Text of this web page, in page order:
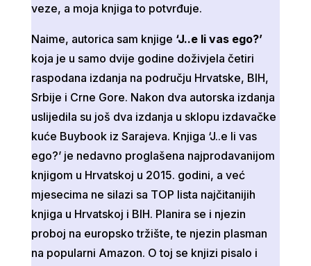
veze, a moja knjiga to potvrđuje.
Naime, autorica sam knjige ‘J..e li vas ego?’
koja je u samo dvije godine doživjela četiri
raspodana izdanja na području Hrvatske, BIH,
Srbije i Crne Gore. Nakon dva autorska izdanja
uslijedila su još dva izdanja u sklopu izdavačke
kuće Buybook iz Sarajeva. Knjiga ‘J..e li vas
ego?’ je nedavno proglašena najprodavanijom
knjigom u Hrvatskoj u 2015. godini, a već
mjesecima ne silazi sa TOP lista najčitanijih
knjiga u Hrvatskoj i BIH. Planira se i njezin
proboj na europsko tržište, te njezin plasman
na popularni Amazon. O toj se knjizi pisalo i